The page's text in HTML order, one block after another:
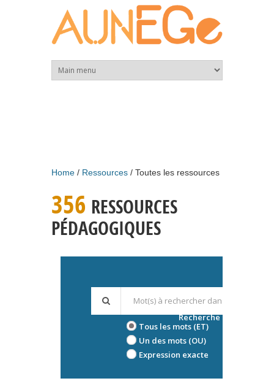
Home Ressources Toutes les ressources
356 RESSOURCES
PÉDAGOGIQUES
Tous les mots (ET)
Un des mots (OU)
Expression exacte
Recherche avancée